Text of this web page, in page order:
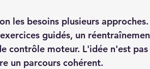
les besoins plusieurs
guidés, un
contrôle moteur. L'idée n'est
un parcours cohérent.